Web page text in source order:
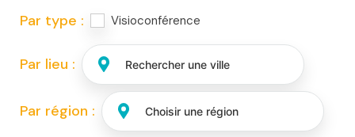
Par type :
Visioconférence
Par lieu :
Par région :